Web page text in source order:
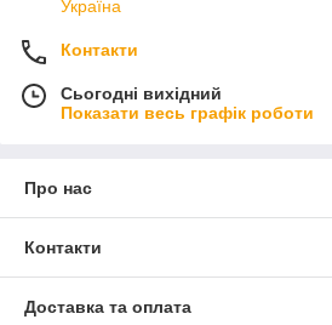
Україна
Контакти
Сьогодні вихідний
Показати весь графік роботи
Про нас
Контакти
Доставка та оплата